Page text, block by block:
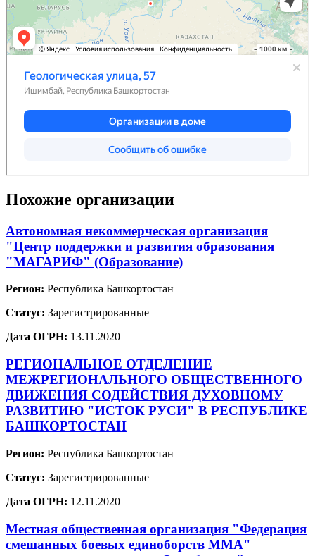
Похожие организации
Автономная некоммерческая организация
"Центр поддержки и развития образования
"МАГАРИФ" (Образование)
Регион: Республика Башкортостан
Статус: Зарегистрированные
Дата ОГРН: 13.11.2020
РЕГИОНАЛЬНОЕ ОТДЕЛЕНИЕ
МЕЖРЕГИОНАЛЬНОГО ОБЩЕСТВЕННОГО
ДВИЖЕНИЯ СОДЕЙСТВИЯ ДУХОВНОМУ
РАЗВИТИЮ "ИСТОК РУСИ" В РЕСПУБЛИКЕ
БАШКОРТОСТАН
Регион: Республика Башкортостан
Статус: Зарегистрированные
Дата ОГРН: 12.11.2020
Местная общественная организация "Федерация
смешанных боевых единоборств ММА"